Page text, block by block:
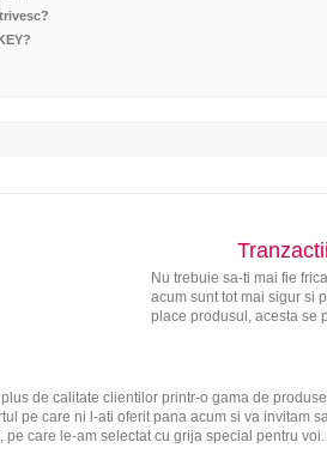
Nu trebuie sa-ti mai fie
acum sunt tot mai sigur si
place produsul, acesta se
de calitate clientilor printr-o gama de
pe care ni l-ati oferit pana acum si va invitam
care le-am selectat cu grija special pentru voi.